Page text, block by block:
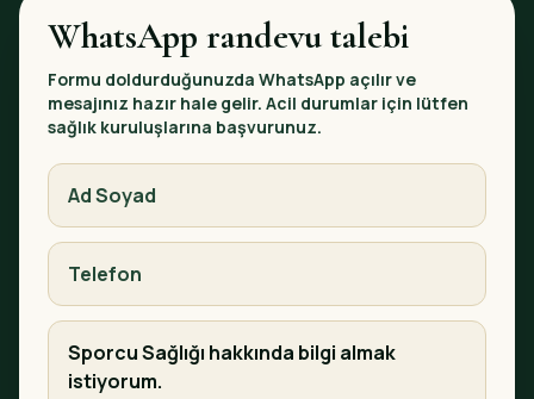
WhatsApp randevu talebi
Formu doldurduğunuzda WhatsApp açılır ve
mesajınız hazır hale gelir. Acil durumlar için lütfen
sağlık kuruluşlarına başvurunuz.